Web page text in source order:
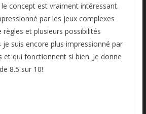
concept est vraiment intéressant.
par les jeux complexes
règles et plusieurs possibilités
je suis encore plus impressionné par
et qui fonctionnent si bien. Je donne
8.5 sur 10!